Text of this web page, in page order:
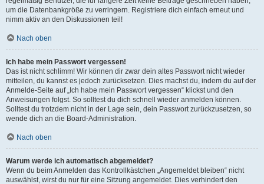
um die Datenbankgröße zu verringern. Registriere dich einfach erneut und
nimm aktiv an den Diskussionen teil!
Nach oben
Ich habe mein Passwort vergessen!
Das ist nicht schlimm! Wir können dir zwar dein altes Passwort nicht wieder
mitteilen, du kannst es jedoch zurücksetzen. Dies machst du, indem du auf der
Anmelde-Seite auf „Ich habe mein Passwort vergessen“ klickst und den
Anweisungen folgst. So solltest du dich schnell wieder anmelden können.
Solltest du trotzdem nicht in der Lage sein, dein Passwort zurückzusetzen, so
wende dich an die Board-Administration.
Nach oben
Warum werde ich automatisch abgemeldet?
Wenn du beim Anmelden das Kontrollkästchen „Angemeldet bleiben“ nicht
auswählst, wirst du nur für eine Sitzung angemeldet. Dies verhindert den